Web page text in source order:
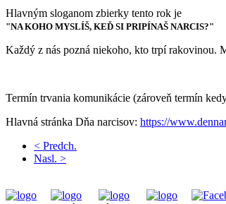
Hlavným sloganom zbierky tento rok je
"NA KOHO MYSLÍŠ, KEĎ SI PRIPÍNAŠ NARCIS?"
Každý z nás pozná niekoho, kto trpí rakovinou.
Termín trvania komunikácie (zároveň termín
Hlavná stránka Dňa narcisov: https://
< Predch.
Nasl. >